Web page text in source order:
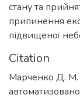
стану та
припинення
підвищеної
Citation
Марченко Д. М.